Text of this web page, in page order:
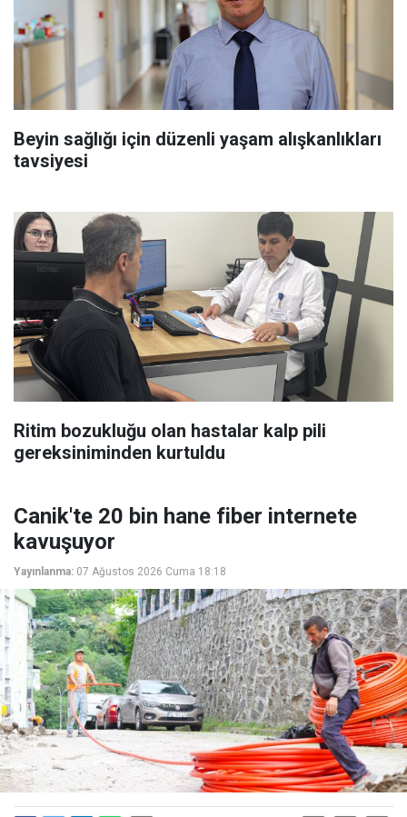
Beyin sağlığı için düzenli yaşam alışkanlıkları
tavsiyesi
Ritim bozukluğu olan hastalar kalp pili
gereksiniminden kurtuldu
Canik'te 20 bin hane fiber internete
kavuşuyor
Yayınlanma: 07 Ağustos 2026 Cuma 18:18